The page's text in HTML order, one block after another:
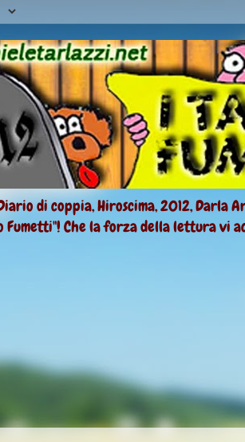
di coppia, Hiroscima, 2012, Darla
Fumetti"! Che la forza della lettura vi